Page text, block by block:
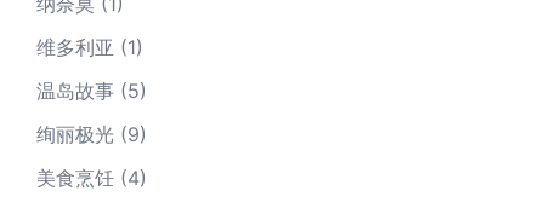
维多利亚 (1)
温岛故事 (5)
绚丽极光 (9)
美食烹饪 (4)